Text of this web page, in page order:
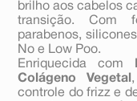
brilho aos cabelos
transição. Com
parabenos,
No e Low Poo.
Enriquecida com
Colágeno Vegetal
controle do frizz e